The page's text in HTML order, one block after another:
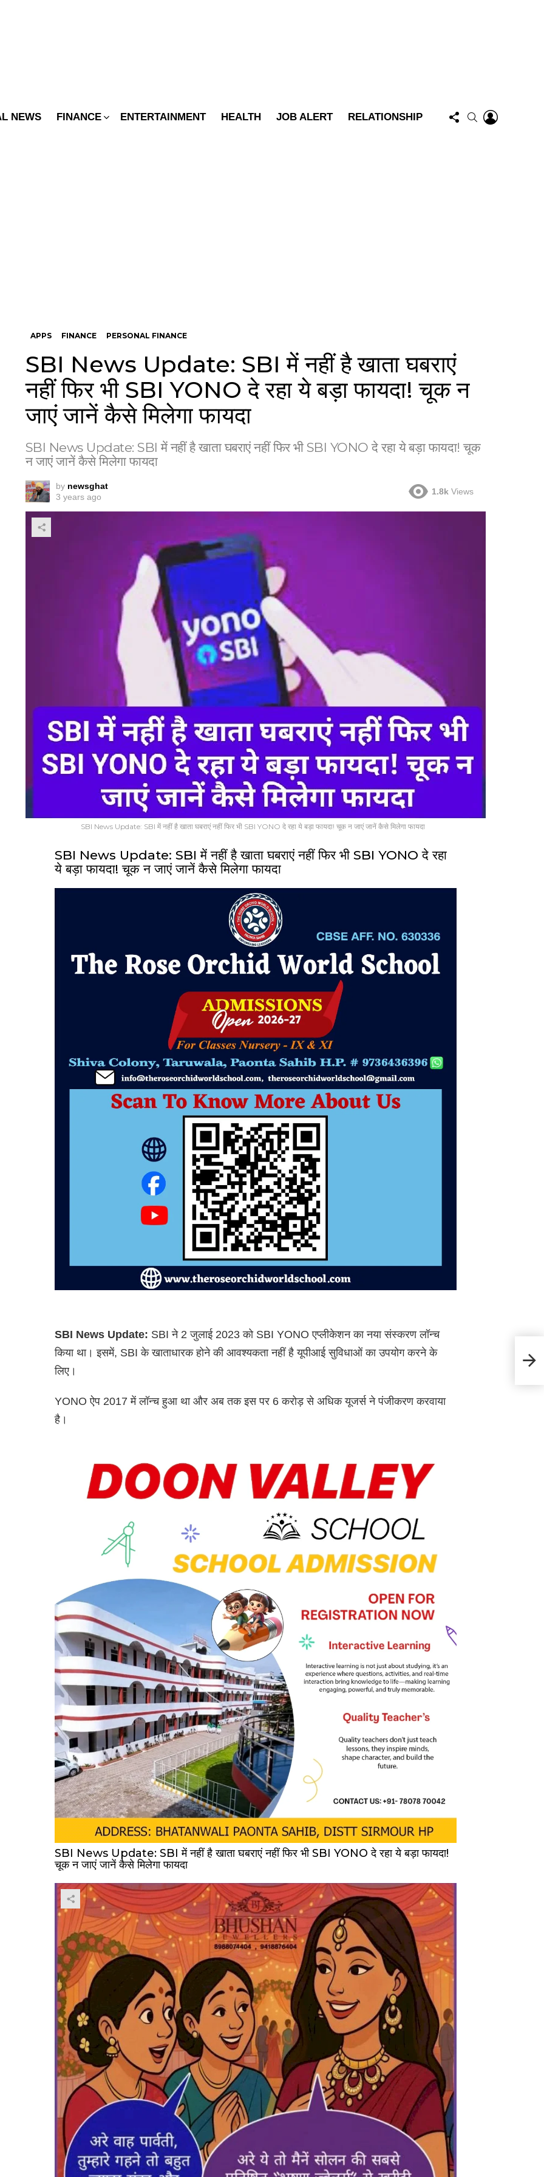
NEWS FINANCE ENTERTAINMENT HEALTH JOB ALERT RELATIONSHIP
FOLLOW
US
SEARCH
APPS FINANCE PERSONAL FINANCE
SBI News Update: SBI में नहीं है खाता घबराएं
नहीं फिर भी SBI YONO दे रहा ये बड़ा फायदा! चूक न
जाएं जानें कैसे मिलेगा फायदा
SBI News Update: SBI में नहीं है खाता घबराएं नहीं फिर भी SBI YONO दे रहा ये बड़ा फायदा! चूक
न जाएं जानें कैसे मिलेगा फायदा
by newsghat
3 years ago
1.8k Views
SBI News Update: SBI में नहीं है खाता घबराएं नहीं फिर भी SBI YONO दे रहा ये बड़ा फायदा! चूक न जाएं जानें कैसे मिलेगा फायदा
SBI News Update: SBI में नहीं है खाता घबराएं नहीं फिर भी SBI YONO दे रहा
ये बड़ा फायदा! चूक न जाएं जानें कैसे मिलेगा फायदा
SBI News Update: SBI ने 2 जुलाई 2023 को SBI YONO एप्लीकेशन का नया संस्करण लॉन्च
किया था। इसमें, SBI के खाताधारक होने की आवश्यकता नहीं है यूपीआई सुविधाओं का उपयोग करने के
लिए।
YONO ऐप 2017 में लॉन्च हुआ था और अब तक इस पर 6 करोड़ से अधिक यूजर्स ने पंजीकरण करवाया
है।
SBI News Update: SBI में नहीं है खाता घबराएं नहीं फिर भी SBI YONO दे रहा ये बड़ा फायदा!
चूक न जाएं जानें कैसे मिलेगा फायदा
Pay
जान